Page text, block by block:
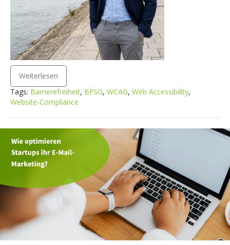
Weiterlesen
Tags: Barrierefreiheit, BFSG, WCAG, Web Accessibility,
Website-Compliance